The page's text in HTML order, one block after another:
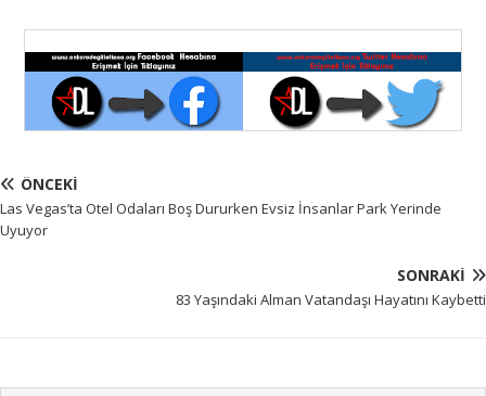
ÖNCEKI
Las Vegas’ta Otel Odaları Boş Dururken Evsiz İnsanlar Park Yerinde
Uyuyor
SONRAKI
83 Yaşındaki Alman Vatandaşı Hayatını Kaybetti